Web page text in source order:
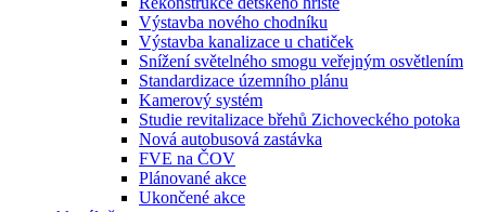
Výstavba nového chodníku
Výstavba kanalizace u chatiček
Snížení světelného smogu veřejným osvětlením
Standardizace územního plánu
Kamerový systém
Studie revitalizace břehů Zichoveckého potoka
Nová autobusová zastávka
FVE na ČOV
Plánované akce
Ukončené akce